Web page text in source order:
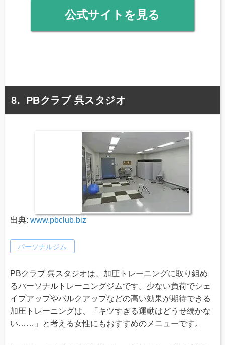
公式サイトを見る
PBクラブ 呉スタジオ
出典: www.pbclub.biz
パーソナルジム
PBクラブ 呉スタジオは、加圧トレーニングに取り組め
るパーソナルトレーニングジムです。少ない負荷でシェ
イプアップやバルクアップなどの高い効果が期待できる
加圧トレーニングは、「キツすぎる運動はどうせ続かな
い……」と考える女性にもおすすめのメニューです。